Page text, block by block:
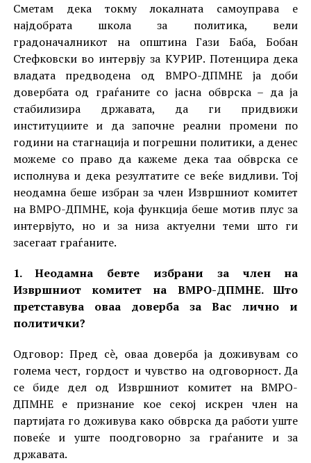
Сметам дека токму локалната самоуправа е
најдобрата школа за политика, вели
градоначалникот на општина Гази Баба, Бобан
Стефковски во интервју за КУРИР. Потенцира дека
владата предводена од ВМРО-ДПМНЕ ја доби
довербата од граѓаните со јасна обврска – да ја
стабилизира државата, да ги придвижи
институциите и да започне реални промени по
години на стагнација и погрешни политики, а денес
можеме со право да кажеме дека таа обврска се
исполнува и дека резултатите се веќе видливи. Тој
неодамна беше избран за член Извршниот комитет
на ВМРО-ДПМНЕ, која функција беше мотив плус за
интервјуто, но и за низа актуелни теми што ги
засегаат граѓаните.
1. Неодамна бевте избрани за член на
Извршниот комитет на ВМРО-ДПМНЕ. Што
претставува оваа доверба за Вас лично и
политички?
Одговор: Пред сè, оваа доверба ја доживувам со
голема чест, гордост и чувство на одговорност. Да
се биде дел од Извршниот комитет на ВМРО-
ДПМНЕ е признание кое секој искрен член на
партијата го доживува како обврска да работи уште
повеќе и уште поодговорно за граѓаните и за
државата.